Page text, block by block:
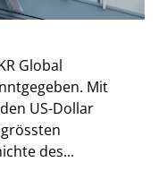
Global
Mit
US-Dollar
des...